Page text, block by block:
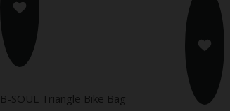
B-SOUL Triangle Bike Bag